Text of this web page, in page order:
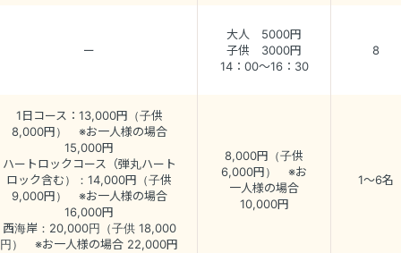
ー
大人 5000円
子供 3000円
14：00～16：30
8
1日コース：13,000円（子供
8,000円） ※お一人様の場合
15,000円
ハートロックコース（弾丸ハート
ロック含む）：14,000円（子供
9,000円） ※お一人様の場合
16,000円
西海岸：20,000円（子供 18,000
円） ※お一人様の場合 22,000円
8,000円（子供
6,000円） ※お
一人様の場合
10,000円
1～6名